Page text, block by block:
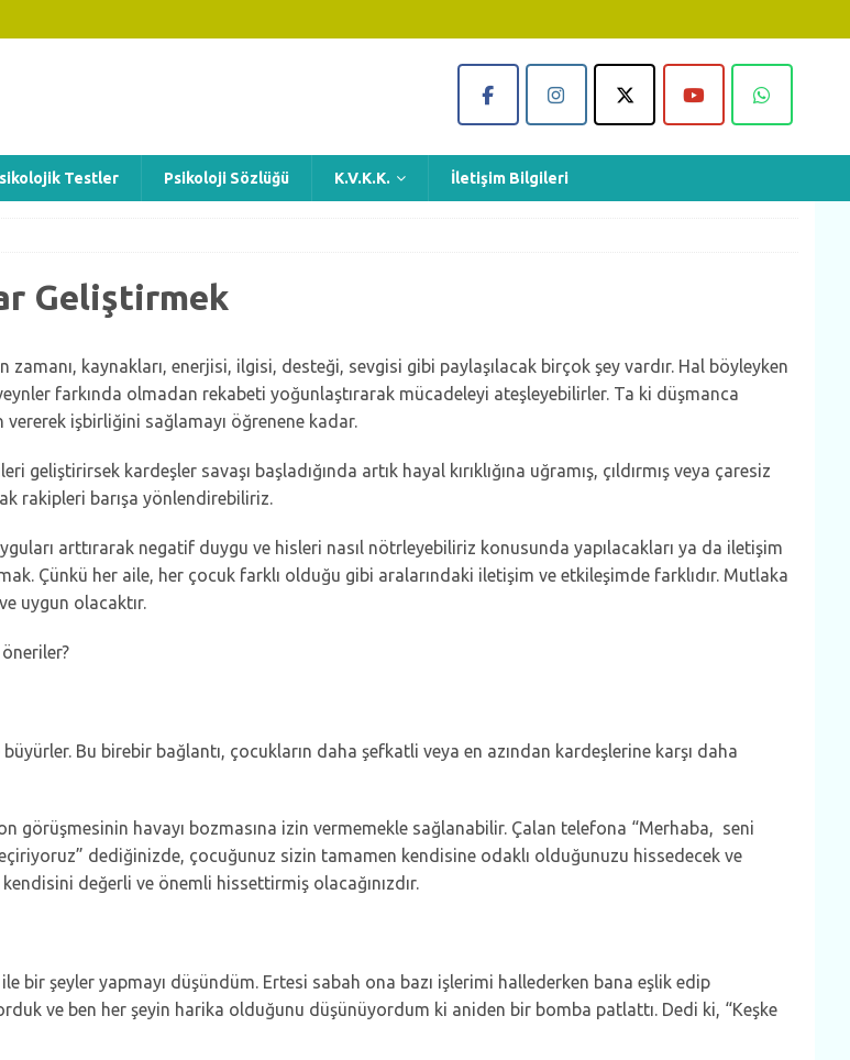
Testler Psikoloji Sözlüğü K.V.K.K. İletişim Bilgileri
Geliştirmek
zamanı, kaynakları, enerjisi, ilgisi, desteği, sevgisi gibi paylaşılacak birçok şey vardır. Hal böyleyken
farkında olmadan rekabeti yoğunlaştırarak mücadeleyi ateşleyebilirler. Ta ki düşmanca
vererek işbirliğini sağlamayı öğrenene kadar.
kardeşler savaşı başladığında artık hayal kırıklığına uğramış, çıldırmış veya çaresiz
rakipleri barışa yönlendirebiliriz.
arttırarak negatif duygu ve hisleri nasıl nötrleyebiliriz konusunda yapılacakları ya da iletişim
Çünkü her aile, her çocuk farklı olduğu gibi aralarındaki iletişim ve etkileşimde farklıdır. Mutlaka
uygun olacaktır.
Bu birebir bağlantı, çocukların daha şefkatli veya en azından kardeşlerine karşı daha
görüşmesinin havayı bozmasına izin vermemekle sağlanabilir. Çalan telefona “Merhaba, seni
dediğinizde, çocuğunuz sizin tamamen kendisine odaklı olduğunuzu hissedecek ve
değerli ve önemli hissettirmiş olacağınızdır.
şeyler yapmayı düşündüm. Ertesi sabah ona bazı işlerimi hallederken bana eşlik edip
ve ben her şeyin harika olduğunu düşünüyordum ki aniden bir bomba patlattı. Dedi ki, “Keşke